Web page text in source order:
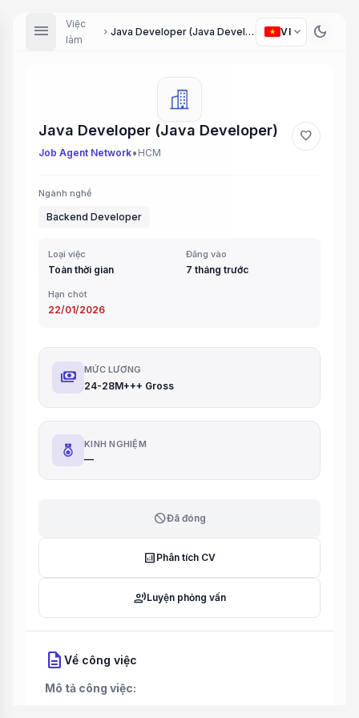
menu
Việc
làm
chevron_right Java Developer (Java Developer) VI expand_more dark_mode
Java Developer (Java Developer)
Job Agent Network• HCM
favorite
Ngành nghề
Backend Developer
Loại việc
Toàn thời gian
Đăng vào
7 tháng trước
Hạn chót
22/01/2026
payments MỨC LƯƠNG
24-28M+++ Gross
KINH NGHIỆM
—
blockĐã đóng
analytics Phân tích CV
record_voice_overLuyện phỏng vấn
description Về công việc
Mô tả công việc: